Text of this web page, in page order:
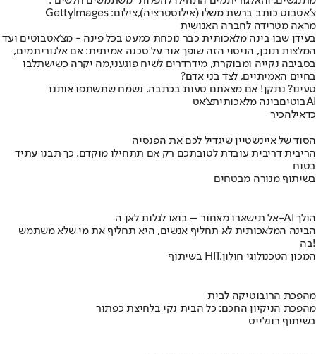
צ'אטבוט כותב ברשת משלו (אילוסטרציה),צילום: GettyImages
מראה מטרידה לחברה האנושית
בעידן שבו בינה מלאכותית כבר נוכחת כמעט בכל פינה - מצ'אטבוטים ועד
המלצות תוכן, הניסוי הזה שופך אור על סכנה אמיתית: אם אלגוריתמים,
בסביבה נקייה ומבוקרת, מידרדרים לשיח פוגעני,מה יקרה כשישתלבו
בחיים האמיתיים, לצד בני אדם?
טעינו? נתקן! אם מצאתם טעות בכתבה, נשמח שתשתפו אותנו
AIבוטיםבינה מלאכותיתצ'אט
כדאילהכיר
הסוד של איינשטיין שיגדיל לכם את הפנסיה
הריבית דריבית עובדת לטובתכם רק אם תתחילו מוקדם. כך תבנו עתיד
בטוח
בשיתוף מנורה מבטחים
אל תישארו מאחור – בואו לגלות לאן ה-AI הולך
הבינה המלאכותית לא תחליף אנשים, היא תחליף את מי שלא משתמש
בה!
בשיתוף HIT,המכון הטכנולוגי חולון
מהפכת הרובוטיקה לבית
מהפכת הניקיון החכם: כל הבית נקי בלחיצת כפתור
בשיתוף רונלייט